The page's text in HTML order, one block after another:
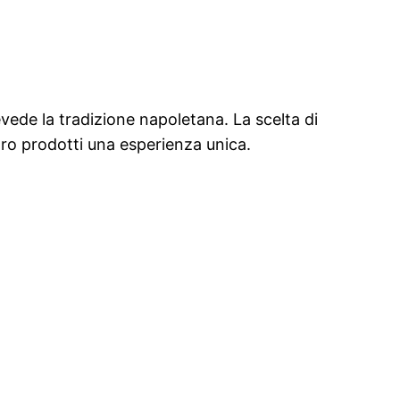
la tradizione napoletana. La scelta di
prodotti una esperienza unica.